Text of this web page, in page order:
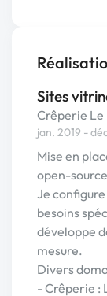
Sites
Crêperie Le
jan. 2019 -
Mise en
open-
Je
besoins
développe
mesure.
Divers
- Crêperie :